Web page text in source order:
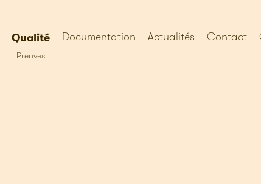
Qualité
Preuves
Documentation Actualités Contact